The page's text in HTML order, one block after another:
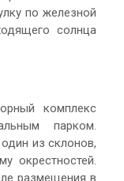
по железной
солнца
комплекс
парком.
из склонов,
окрестностей.
размещения в